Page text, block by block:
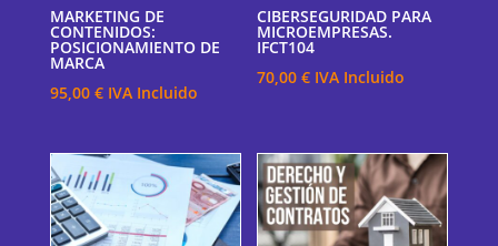
MARKETING DE
CONTENIDOS:
POSICIONAMIENTO DE
MARCA
95,00 € IVA Incluido
CIBERSEGURIDAD PARA
MICROEMPRESAS.
IFCT104
70,00€ IVA Incluido